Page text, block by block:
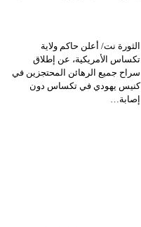
الثورة نت/ أعلن حاكم ولاية
تكساس الأمريكية، عن إطلاق
سراح جميع الرهائن المحتجزين في
كنيس يهودي في تكساس دون
إصابة…